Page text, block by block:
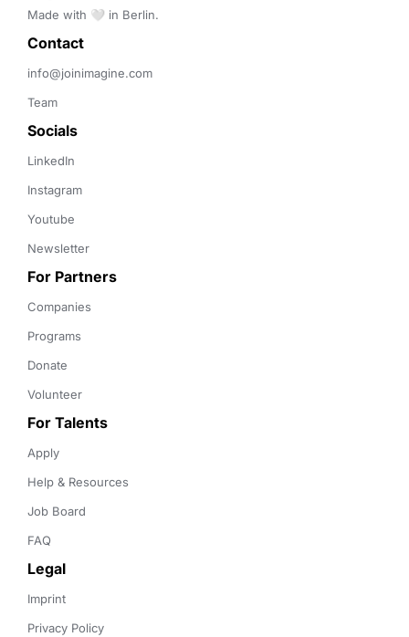
Made with 🤍 in Berlin.
Contact
info@joinimagine.com
Team
Socials
LinkedIn
Instagram
Youtube
Newsletter
For Partners
Companies
Programs
Donate
Volunteer
For Talents
Apply
Help & Resources
Job Board
FAQ
Legal
Imprint
Privacy Policy